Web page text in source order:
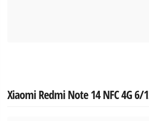
Xiaomi Redmi Note 14 NFC 4G 6/